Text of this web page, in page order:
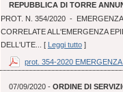
REPUBBLICA DI TORRE
PROT. N. 354/2020 -
CORRELATE ALL'EMERGENZA
DELL'UTE... [ Leggi tutto]
prot. 354-2020
07/09/2020 - ORDINE DI